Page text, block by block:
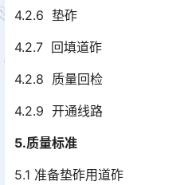
4.2.6 垫砟
4.2.7 回填道砟
4.2.8 质量回检
4.2.9 开通线路
5.质量标准
5.1 准备垫砟用道砟